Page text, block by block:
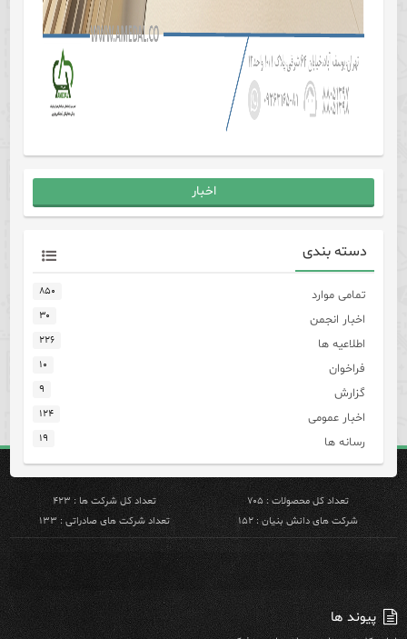
اخبار
دسته بندی
تمامی موارد ۸۵۰
اخبار انجمن ۳۰
اطلاعیه ها ۲۲۶
فراخوان ۱۰
گزارش ۹
اخبار عمومی ۱۲۴
رسانه ها ۱۹
تعداد کل محصولات : ۷۰۵
تعداد کل شرکت ها : ۴۲۳
شرکت های دانش بنیان : ۱۵۲
تعداد شرکت های صادراتی : ۱۳۳
پیوند ها